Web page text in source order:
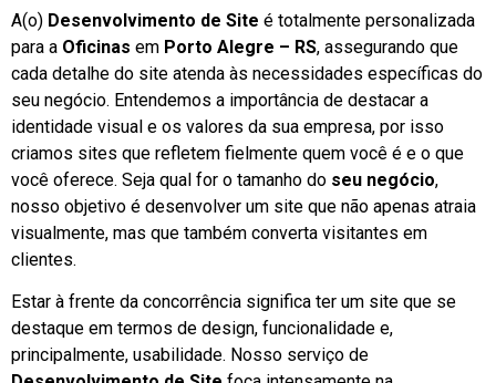
A(o) Desenvolvimento de Site é totalmente personalizada
para a Oficinas em Porto Alegre – RS, assegurando que
cada detalhe do site atenda às necessidades específicas do
seu negócio. Entendemos a importância de destacar a
identidade visual e os valores da sua empresa, por isso
criamos sites que refletem fielmente quem você é e o que
você oferece. Seja qual for o tamanho do seu negócio,
nosso objetivo é desenvolver um site que não apenas atraia
visualmente, mas que também converta visitantes em
clientes.
Estar à frente da concorrência significa ter um site que se
destaque em termos de design, funcionalidade e,
principalmente, usabilidade. Nosso serviço de